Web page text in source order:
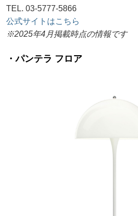
TEL. 03-5777-5866
公式サイトはこちら
※2025年4月掲載時点の情報です
・パンテラ フロア